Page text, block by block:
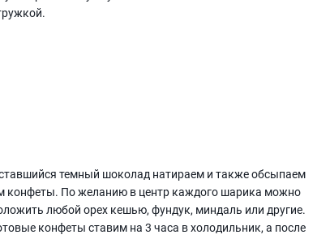
темный шоколад натираем и также обсыпаем
конфеты. По желанию в центр каждого шарика можно
любой орех кешью, фундук, миндаль или другие.
конфеты ставим на 3 часа в холодильник, а после